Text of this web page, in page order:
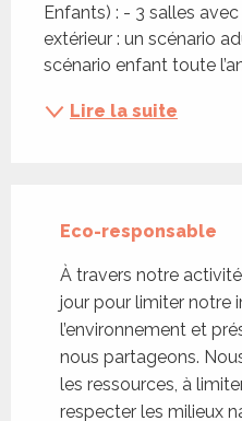
Enfants) : - 3 salles
extérieur : un scénario
scénario enfant toute
Lire la suite
Eco-responsable
À travers notre
jour pour limiter notre
l’environnement et
nous partageons.
les ressources, à
respecter les milieux